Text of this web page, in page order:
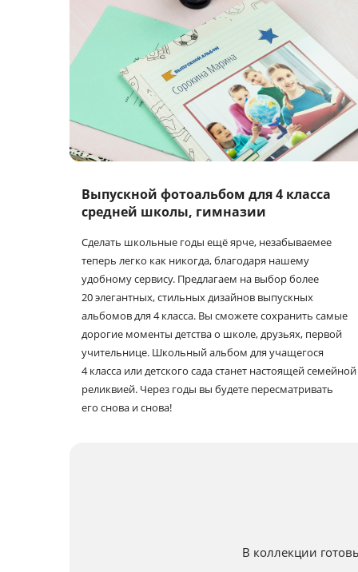
Выпускной фотоальбом для 4 класса
средней школы, гимназии
Сделать школьные годы ещё ярче, незабываемее
теперь легко как никогда, благодаря нашему
удобному сервису. Предлагаем на выбор более
20 элегантных, стильных дизайнов выпускных
альбомов для 4 класса. Вы сможете сохранить самые
дорогие моменты детства о школе, друзьях, первой
учительнице. Школьный альбом для учащегося
4 класса или детского сада станет настоящей семейной
реликвией. Через годы вы будете пересматривать
его снова и снова!
В коллекции